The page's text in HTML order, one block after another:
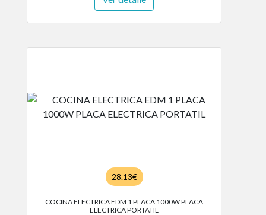
28.13€
COCINA ELECTRICA EDM 1 PLACA 1000W PLACA
ELECTRICA PORTATIL